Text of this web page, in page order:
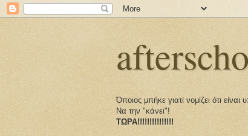
Όποιος μπήκε γιατί νομίζει ότι είναι
Να την "κάνει"!
ΤΩΡΑ!!!!!!!!!!!!!!!